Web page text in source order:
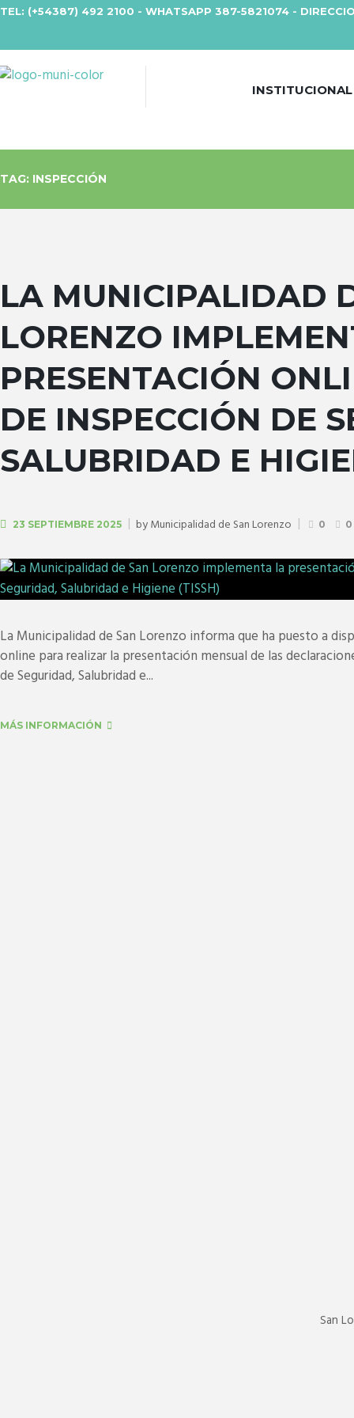
TEL: (+54387) 492 2100 - WHATSAPP 387-5821074 -
INSTITUCIONAL
TAG: INSPECCIÓN
LA MUNICIPALIDAD
LORENZO
PRESENTACIÓN
DE INSPECCIÓN DE
SALUBRIDAD E
23 SEPTIEMBRE 2025 byMunicipalidad de San Lorenzo 0 0
La Municipalidad de San Lorenzo informa que ha puesto a
online para realizar la presentación mensual de las
de Seguridad, Salubridad e...
MÁS INFORMACIÓN
San